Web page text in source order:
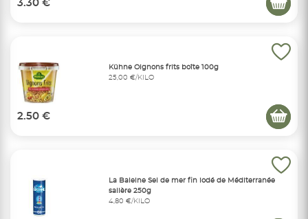
3.30 €
Kühne Oignons frits boîte 100g
25,00 €/KILO
2.50 €
La Baleine Sel de mer fin iodé de Méditerranée
salière 250g
4,80 €/KILO